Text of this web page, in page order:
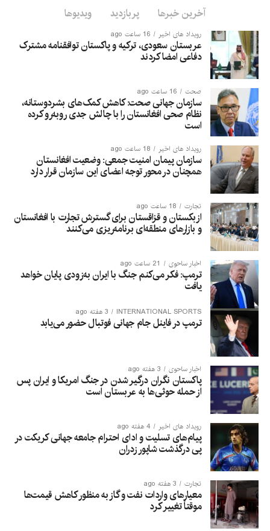
آخرین خبرها پربازدید ویدیوها
رویداد های اخیر 16 ساعت ago
عربستان سعودی، ترکیه و پاکستان توافقنامه مشترک
دفاعی امضا کردند
صحت 16 ساعت ago
سازمان جهانی صحت: کاهش کمک‌های بشردوستانه،
نظام صحی افغانستان را با چالش جدی روبه‌رو کرده
است
رویداد های اخیر 18 ساعت ago
سازمان پیمان امنیت جمعی: وضعیت افغانستان
همچنان در محور توجه اعضای این سازمان قرار دارد
تجارت 18 ساعت ago
ازبکستان و قزاقستان برای گسترش تجارت با افغانستان
و بازارهای منطقه‌ای برنامه‌ریزی می‌کنند
اخبار ساحوی 21 ساعت ago
ترمپ: فکر می‌کنم جنگ با ایران به‌زودی پایان خواهد
یافت
INTERNATIONAL SPORTS 3 هفته ago
ترمپ در فاینل جام جهانی فوتبال حضور می‌یابد
اخبار ساحوی 3 هفته ago
پاکستان نگران درگیر شدن در جنگ امریکا و ایران پس
از حمله حوثی‌ها به عربستان است
رویداد های اخیر 4 هفته ago
پیام‌های تسلیت و ادای احترام جامعه جهانی کریکت در
پی درگذشت شاپور زدران
تجارت 3 هفته ago
معیارهای واردات نفت و گاز به منظور کاهش قیمت‌ها
موقتاً تغییر کرد